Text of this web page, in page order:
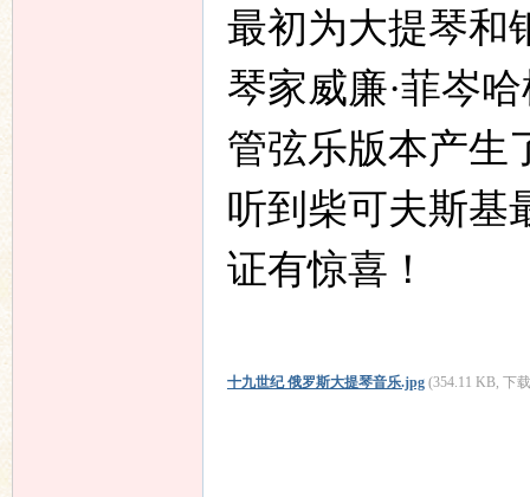
最初为大提琴和
琴家威廉·菲岑
管弦乐版本产生
听到柴可夫斯
证有惊喜！
十九世纪 俄罗斯大提琴音乐.jpg (354.11 KB, 下